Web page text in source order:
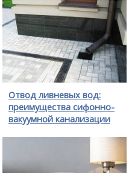
Отвод ливневых вод:
преимущества сифонно-
вакуумной канализации